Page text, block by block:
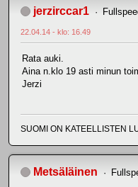
jerzirccar1
22.04.14 - klo: 16.49
Rata auki.
Aina n.klo 19 asti minun
Jerzi
SUOMI ON KATEELLISTEN
Metsäläinen